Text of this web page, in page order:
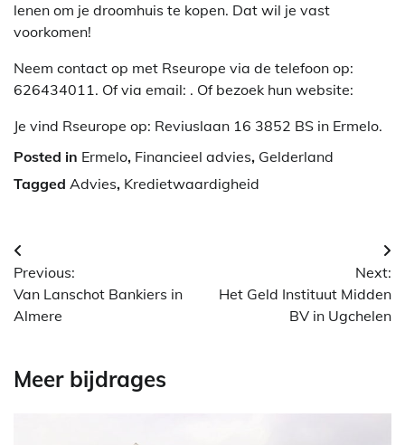
lenen om je droomhuis te kopen. Dat wil je vast
voorkomen!
Neem contact op met Rseurope via de telefoon op:
626434011. Of via email: . Of bezoek hun website:
Je vind Rseurope op: Reviuslaan 16 3852 BS in Ermelo.
Posted in Ermelo, Financieel advies, Gelderland
Tagged Advies, Kredietwaardigheid
Berichtnavigatie
Previous:
Van Lanschot Bankiers in
Almere
Next:
Het Geld Instituut Midden
BV in Ugchelen
Meer bijdrages